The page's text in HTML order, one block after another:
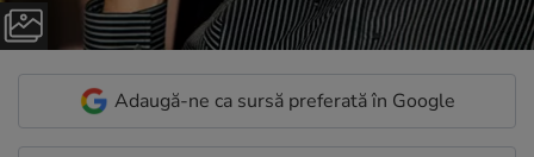
Adaugă-ne ca sursă preferată în Google